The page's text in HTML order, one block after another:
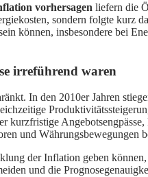
vorhersagen liefern die
sondern folgte
können, insbesondere bei
irreführend waren
In den 2010er Jahren
und Währungsbewegungen
der Inflation geben
und die